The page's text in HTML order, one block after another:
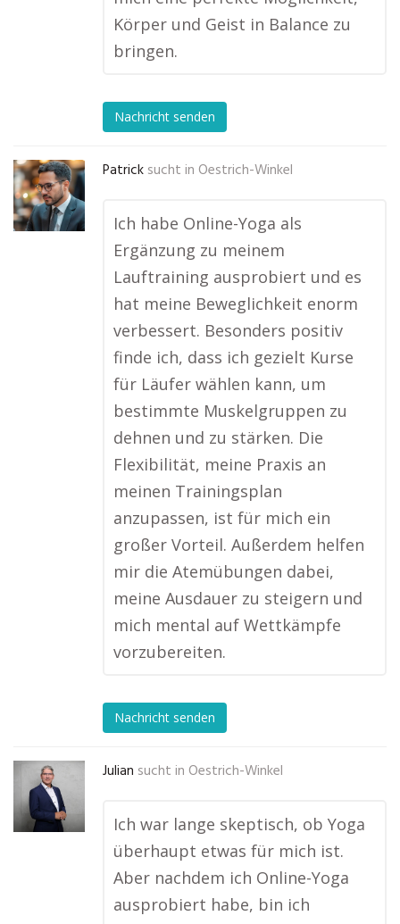
Körper und Geist in Balance zu
bringen.
Nachricht senden
Patrick sucht in Oestrich-Winkel
Ich habe Online-Yoga als
Ergänzung zu meinem
Lauftraining ausprobiert und es
hat meine Beweglichkeit enorm
verbessert. Besonders positiv
finde ich, dass ich gezielt Kurse
für Läufer wählen kann, um
bestimmte Muskelgruppen zu
dehnen und zu stärken. Die
Flexibilität, meine Praxis an
meinen Trainingsplan
anzupassen, ist für mich ein
großer Vorteil. Außerdem helfen
mir die Atemübungen dabei,
meine Ausdauer zu steigern und
mich mental auf Wettkämpfe
vorzubereiten.
Nachricht senden
Julian sucht in Oestrich-Winkel
Ich war lange skeptisch, ob Yoga
überhaupt etwas für mich ist.
Aber nachdem ich Online-Yoga
ausprobiert habe, bin ich